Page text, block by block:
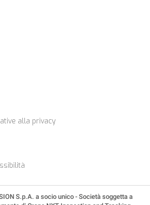
alla privacy
S.p.A. a socio unico - Società soggetta a